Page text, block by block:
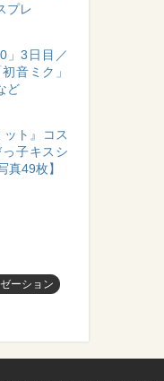
プレ
」3日目／
音ミク」
ど
ット』コス
子キスシ
49枚】
ーション